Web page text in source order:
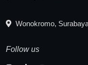
Wonokromo,
Follow us